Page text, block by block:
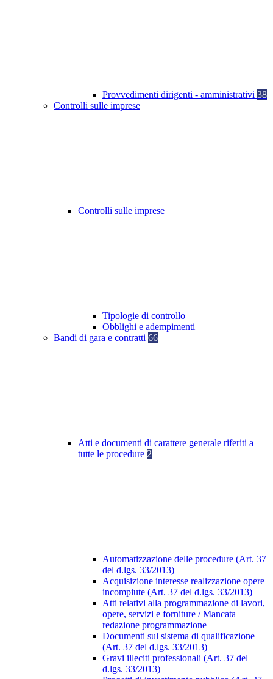
Provvedimenti dirigenti - amministrativi 38
Controlli sulle imprese
Controlli sulle imprese
Tipologie di controllo
Obblighi e adempimenti
Bandi di gara e contratti 66
Atti e documenti di carattere generale riferiti a
tutte le procedure 2
Automatizzazione delle procedure (Art. 37
del d.lgs. 33/2013)
Acquisizione interesse realizzazione opere
incompiute (Art. 37 del d.lgs. 33/2013)
Atti relativi alla programmazione di lavori,
opere, servizi e forniture / Mancata
redazione programmazione
Documenti sul sistema di qualificazione
(Art. 37 del d.lgs. 33/2013)
Gravi illeciti professionali (Art. 37 del
d.lgs. 33/2013)